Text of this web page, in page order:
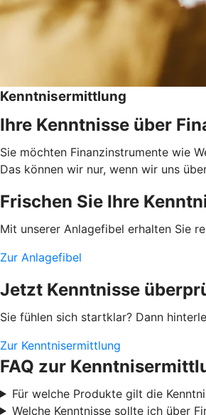
Kenntnisermittlung
Ihre Kenntnisse über
Sie möchten Finanzinstrumente wie
Das können wir nur, wenn wir uns
Frischen Sie Ihre
Mit unserer Anlagefibel erhalten Sie
Zur Anlagefibel
Jetzt Kenntnisse
Sie fühlen sich startklar? Dann
Zur Kenntnisermittlung
FAQ zur
Für welche Produkte gilt die
Welche Kenntnisse sollte ich über